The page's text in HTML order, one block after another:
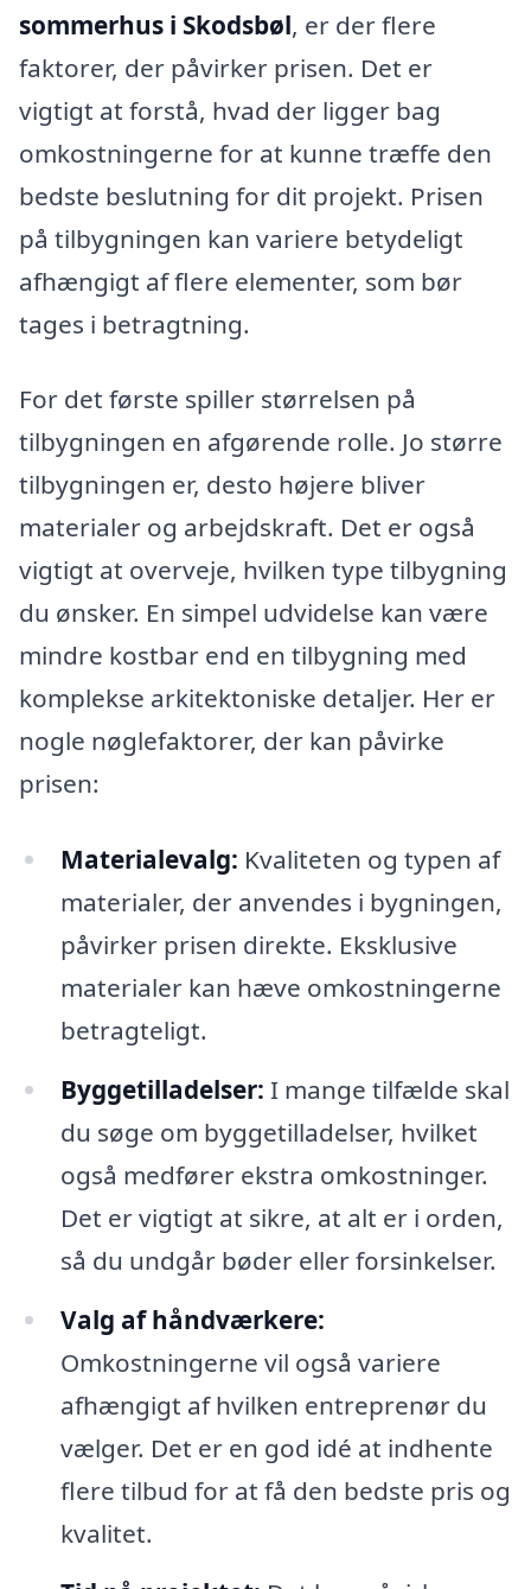
sommerhus i Skodsbøl, er der flere
faktorer, der påvirker prisen. Det er
vigtigt at forstå, hvad der ligger bag
omkostningerne for at kunne træffe den
bedste beslutning for dit projekt. Prisen
på tilbygningen kan variere betydeligt
afhængigt af flere elementer, som bør
tages i betragtning.
For det første spiller størrelsen på
tilbygningen en afgørende rolle. Jo større
tilbygningen er, desto højere bliver
materialer og arbejdskraft. Det er også
vigtigt at overveje, hvilken type tilbygning
du ønsker. En simpel udvidelse kan være
mindre kostbar end en tilbygning med
komplekse arkitektoniske detaljer. Her er
nogle nøglefaktorer, der kan påvirke
prisen:
Materialevalg: Kvaliteten og typen af
materialer, der anvendes i bygningen,
påvirker prisen direkte. Eksklusive
materialer kan hæve omkostningerne
betragteligt.
Byggetilladelser: I mange tilfælde skal
du søge om byggetilladelser, hvilket
også medfører ekstra omkostninger.
Det er vigtigt at sikre, at alt er i orden,
så du undgår bøder eller forsinkelser.
Valg af håndværkere:
Omkostningerne vil også variere
afhængigt af hvilken entreprenør du
vælger. Det er en god idé at indhente
flere tilbud for at få den bedste pris og
kvalitet.